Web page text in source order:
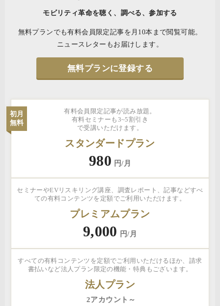
モビリティ革命を聴く、調べる、参加する
無料プランでも有料会員限定記事を月10本まで閲覧可能。
ニュースレターもお届けします。
無料プランに登録する
有料会員限定記事が読み放題。
有料セミナーも3~5割引き
で受講いただけます。
初月
無料
スタンダードプラン
980 円/月
セミナーやEVリスキリング講座、調査レポート、記事などすべ
ての有料コンテンツを定額でご利用いただけます。
プレミアムプラン
9,000 円/月
すべての有料コンテンツを定額でご利用いただけるほか、請求
書払いなど法人プラン限定の機能・特典もございます。
法人プラン
2アカウント～